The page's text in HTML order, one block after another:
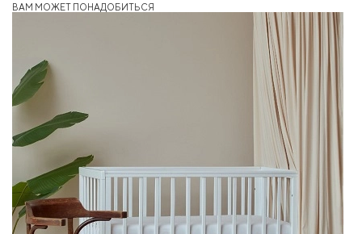
ВАМ МОЖЕТ ПОНАДОБИТЬСЯ